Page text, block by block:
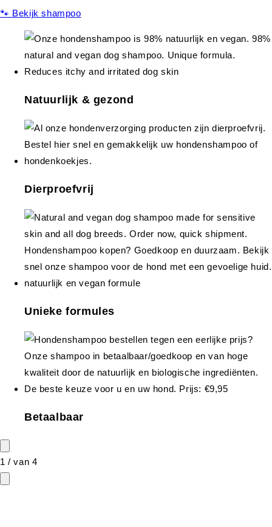
🐾 Bekijk shampoo
Natuurlijk & gezond
Dierproefvrij
Unieke formules
Betaalbaar
1 /van 4